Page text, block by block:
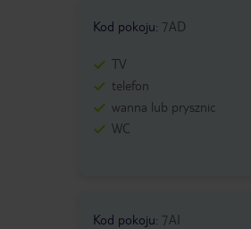
Kod pokoju: 7AD
TV
telefon
wanna lub prysznic
WC
Kod pokoju: 7AI